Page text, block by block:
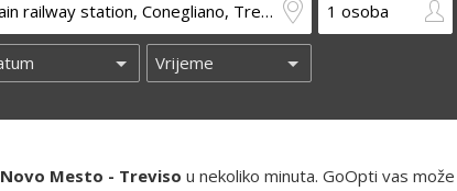
Novo Mesto - Treviso u nekoliko minuta. GoOpti vas može